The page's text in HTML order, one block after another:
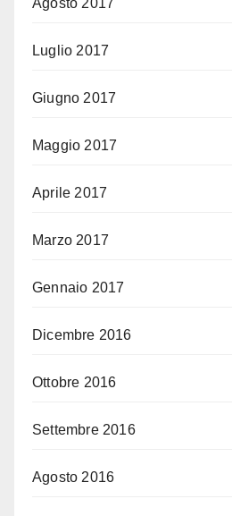
Agosto 2017
Luglio 2017
Giugno 2017
Maggio 2017
Aprile 2017
Marzo 2017
Gennaio 2017
Dicembre 2016
Ottobre 2016
Settembre 2016
Agosto 2016